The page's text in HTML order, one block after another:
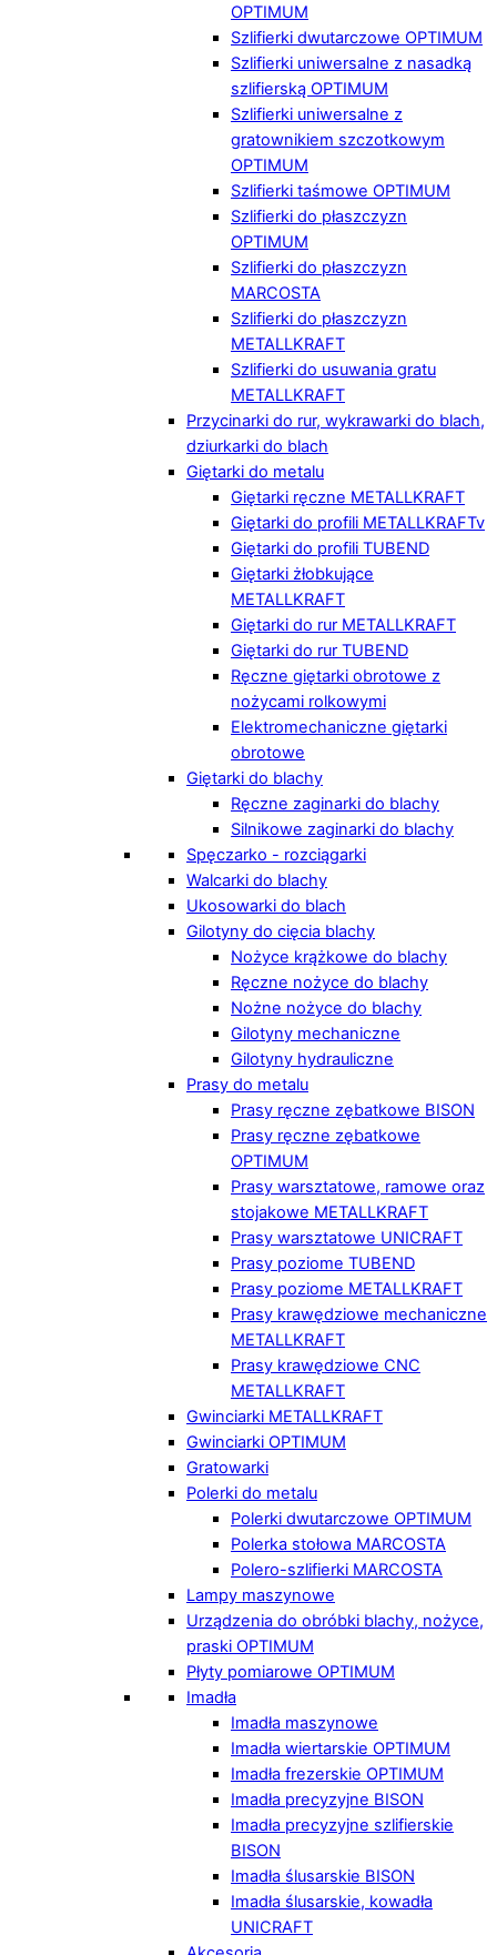
OPTIMUM
Szlifierki dwutarczowe OPTIMUM
Szlifierki uniwersalne z nasadką
szlifierską OPTIMUM
Szlifierki uniwersalne z
gratownikiem szczotkowym
OPTIMUM
Szlifierki taśmowe OPTIMUM
Szlifierki do płaszczyzn
OPTIMUM
Szlifierki do płaszczyzn
MARCOSTA
Szlifierki do płaszczyzn
METALLKRAFT
Szlifierki do usuwania gratu
METALLKRAFT
Przycinarki do rur, wykrawarki do blach,
dziurkarki do blach
Giętarki do metalu
Giętarki ręczne METALLKRAFT
Giętarki do profili METALLKRAFTv
Giętarki do profili TUBEND
Giętarki żłobkujące
METALLKRAFT
Giętarki do rur METALLKRAFT
Giętarki do rur TUBEND
Ręczne giętarki obrotowe z
nożycami rolkowymi
Elektromechaniczne giętarki
obrotowe
Giętarki do blachy
Ręczne zaginarki do blachy
Silnikowe zaginarki do blachy
Spęczarko - rozciągarki
Walcarki do blachy
Ukosowarki do blach
Gilotyny do cięcia blachy
Nożyce krążkowe do blachy
Ręczne nożyce do blachy
Nożne nożyce do blachy
Gilotyny mechaniczne
Gilotyny hydrauliczne
Prasy do metalu
Prasy ręczne zębatkowe BISON
Prasy ręczne zębatkowe
OPTIMUM
Prasy warsztatowe, ramowe oraz
stojakowe METALLKRAFT
Prasy warsztatowe UNICRAFT
Prasy poziome TUBEND
Prasy poziome METALLKRAFT
Prasy krawędziowe mechaniczne
METALLKRAFT
Prasy krawędziowe CNC
METALLKRAFT
Gwinciarki METALLKRAFT
Gwinciarki OPTIMUM
Gratowarki
Polerki do metalu
Polerki dwutarczowe OPTIMUM
Polerka stołowa MARCOSTA
Polero-szlifierki MARCOSTA
Lampy maszynowe
Urządzenia do obróbki blachy, nożyce,
praski OPTIMUM
Płyty pomiarowe OPTIMUM
Imadła
Imadła maszynowe
Imadła wiertarskie OPTIMUM
Imadła frezerskie OPTIMUM
Imadła precyzyjne BISON
Imadła precyzyjne szlifierskie
BISON
Imadła ślusarskie BISON
Imadła ślusarskie, kowadła
UNICRAFT